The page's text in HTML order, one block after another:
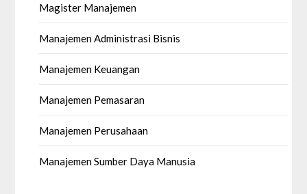
Magister Manajemen
Manajemen Administrasi Bisnis
Manajemen Keuangan
Manajemen Pemasaran
Manajemen Perusahaan
Manajemen Sumber Daya Manusia